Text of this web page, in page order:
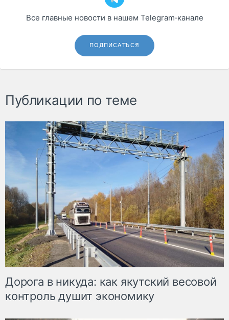
Все главные новости в нашем Telegram‑канале
ПОДПИСАТЬСЯ
Публикации по теме
Дорога в никуда: как якутский весовой
контроль душит экономику